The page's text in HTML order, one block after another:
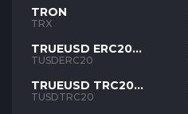
TRON
TRX
TRUEUSD ERC20
TUSD
TUSDERC20
TRUEUSD TRC20
TUSD
TUSDTRC20